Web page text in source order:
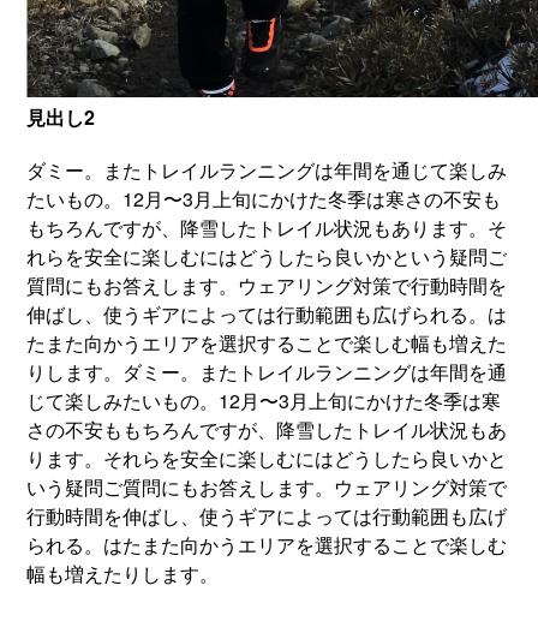
見出し2
ダミー。またトレイルランニングは年間を通じて楽しみ
たいもの。12月〜3月上旬にかけた冬季は寒さの不安も
もちろんですが、降雪したトレイル状況もあります。そ
れらを安全に楽しむにはどうしたら良いかという疑問ご
質問にもお答えします。ウェアリング対策で行動時間を
伸ばし、使うギアによっては行動範囲も広げられる。は
たまた向かうエリアを選択することで楽しむ幅も増えた
りします。ダミー。またトレイルランニングは年間を通
じて楽しみたいもの。12月〜3月上旬にかけた冬季は寒
さの不安ももちろんですが、降雪したトレイル状況もあ
ります。それらを安全に楽しむにはどうしたら良いかと
いう疑問ご質問にもお答えします。ウェアリング対策で
行動時間を伸ばし、使うギアによっては行動範囲も広げ
られる。はたまた向かうエリアを選択することで楽しむ
幅も増えたりします。